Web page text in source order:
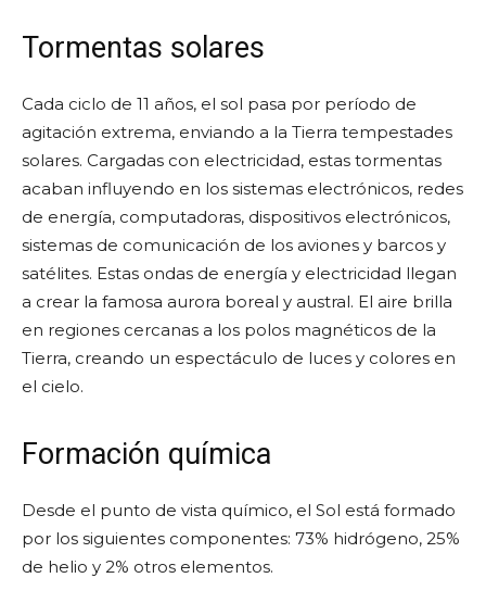
Tormentas solares
Cada ciclo de 11 años, el sol pasa por período de
agitación extrema, enviando a la Tierra tempestades
solares. Cargadas con electricidad, estas tormentas
acaban influyendo en los sistemas electrónicos, redes
de energía, computadoras, dispositivos electrónicos,
sistemas de comunicación de los aviones y barcos y
satélites. Estas ondas de energía y electricidad llegan
a crear la famosa aurora boreal y austral. El aire brilla
en regiones cercanas a los polos magnéticos de la
Tierra, creando un espectáculo de luces y colores en
el cielo.
Formación química
Desde el punto de vista químico, el Sol está formado
por los siguientes componentes: 73% hidrógeno, 25%
de helio y 2% otros elementos.